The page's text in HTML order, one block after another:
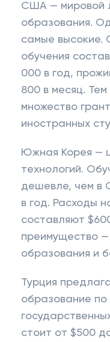
США — мировой
образования.
самые высокие.
обучения
000 в год,
800 в месяц.
множество
иностранных
Южная Корея —
технологий.
дешевле, чем в
в год. Расходы
составляют
преимущество
образования и
Турция
образование по
стоит от $500